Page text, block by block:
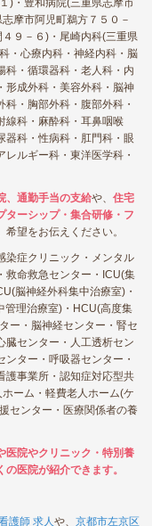
摩市阿児町鵜方７５０－
９－６)・尾崎内科(三重県
・心療内科・神経内科・脳
科・循環器科・老人科・内
形成外科・美容外科・脳神
・胸部外科・腹部外科・
線科・麻酔科・耳鼻咽喉
器科・性病科・肛門科・眼
ルギー科・東洋医学科・
、通勤手当の支給や、 住宅
ターシップ・集合研修・フ
希望をお伝えください。
染症クリニック・メンタル
救命救急センター・ICU(集
脳神経外科集中治療室)・
管理治療室)・HCU(高度集
ー・脳神経センター・腎セ
臓センター・人工透析セン
ター・呼吸器センター・
護事業所・認知症対応型共
ーム・軽費老人ホーム(ケ
センター・医療関係者の養
医院やクリニック・特別養
医院が紹介できます。
護師 求人 や、 京都市左京区